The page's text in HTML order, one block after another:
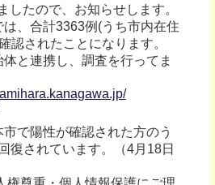
したので、お知らせします。
、合計3363例(うち市内在住
認されたことになります。
と連携し、調査を行ってま
で陽性が確認された方のう
復されています。（4月18日